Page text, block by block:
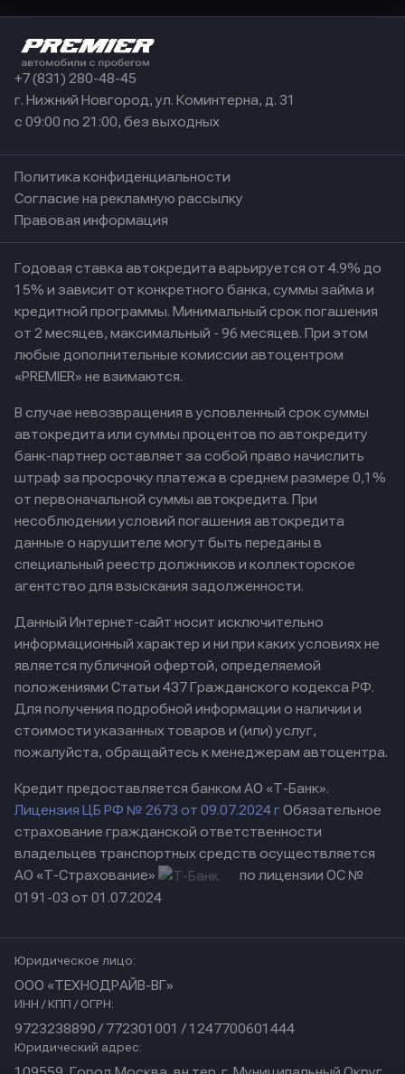
+7 (831) 280-48-45
г. Нижний Новгород, ул. Коминтерна, д. 31
с 09:00 по 21:00, без выходных
Политика конфиденциальности
Согласие на рекламную рассылку
Правовая информация
Годовая ставка автокредита варьируется от 4.9% до
15% и зависит от конкретного банка, суммы займа и
кредитной программы. Минимальный срок погашения
от 2 месяцев, максимальный - 96 месяцев. При этом
любые дополнительные комиссии автоцентром
«PREMIER» не взимаются.
В случае невозвращения в условленный срок суммы
автокредита или суммы процентов по автокредиту
банк-партнер оставляет за собой право начислить
штраф за просрочку платежа в среднем размере 0,1%
от первоначальной суммы автокредита. При
несоблюдении условий погашения автокредита
данные о нарушителе могут быть переданы в
специальный реестр должников и коллекторское
агентство для взыскания задолженности.
Данный Интернет-сайт носит исключительно
информационный характер и ни при каких условиях не
является публичной офертой, определяемой
положениями Статьи 437 Гражданского кодекса РФ.
Для получения подробной информации о наличии и
стоимости указанных товаров и (или) услуг,
пожалуйста, обращайтесь к менеджерам автоцентра.
Кредит предоставляется банком АО «Т-Банк».
Лицензия ЦБ РФ № 2673 от 09.07.2024 гОбязательное
страхование гражданской ответственности
владельцев транспортных средств осуществляется
АО «Т-Страхование»
по лицензии ОС №
0191-03 от 01.07.2024
Юридическое лицо:
ООО «ТЕХНОДРАЙВ-ВГ»
ИНН / КПП / ОГРН:
9723238890 / 772301001 / 1247700601444
Юридический адрес: